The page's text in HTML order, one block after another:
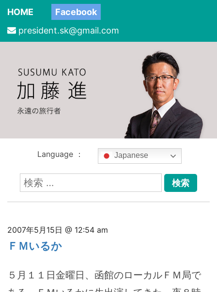
HOME
Facebook
president.sk@gmail.com
Language ： Japanese
検
索:
2007年5月15日 @ 12:54 am
ＦＭいるか
５月１１日金曜日、函館のローカルＦＭ局で